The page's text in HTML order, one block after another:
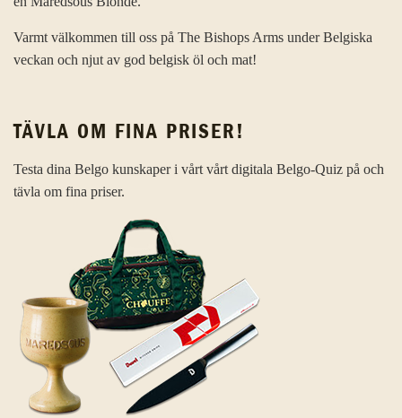
Varmt välkommen till oss på The Bishops Arms under Belgiska
veckan och njut av god belgisk öl och mat!
TÄVLA OM FINA PRISER!
Testa dina Belgo kunskaper i vårt vårt digitala Belgo-Quiz på och
tävla om fina priser.